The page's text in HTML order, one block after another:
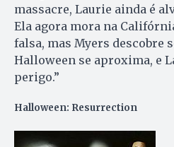
massacre, Laurie ainda é
Ela agora mora na
falsa, mas Myers descobre
Halloween se aproxima, e
perigo.”
Halloween: Resurrection